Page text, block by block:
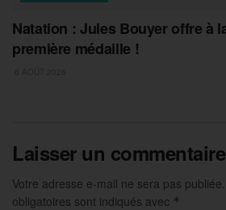
Natation : Jules Bouyer offre à
première médaille !
Laisser un commentaire
Votre adresse e-mail ne sera pas publiée.
obligatoires sont indiqués avec *